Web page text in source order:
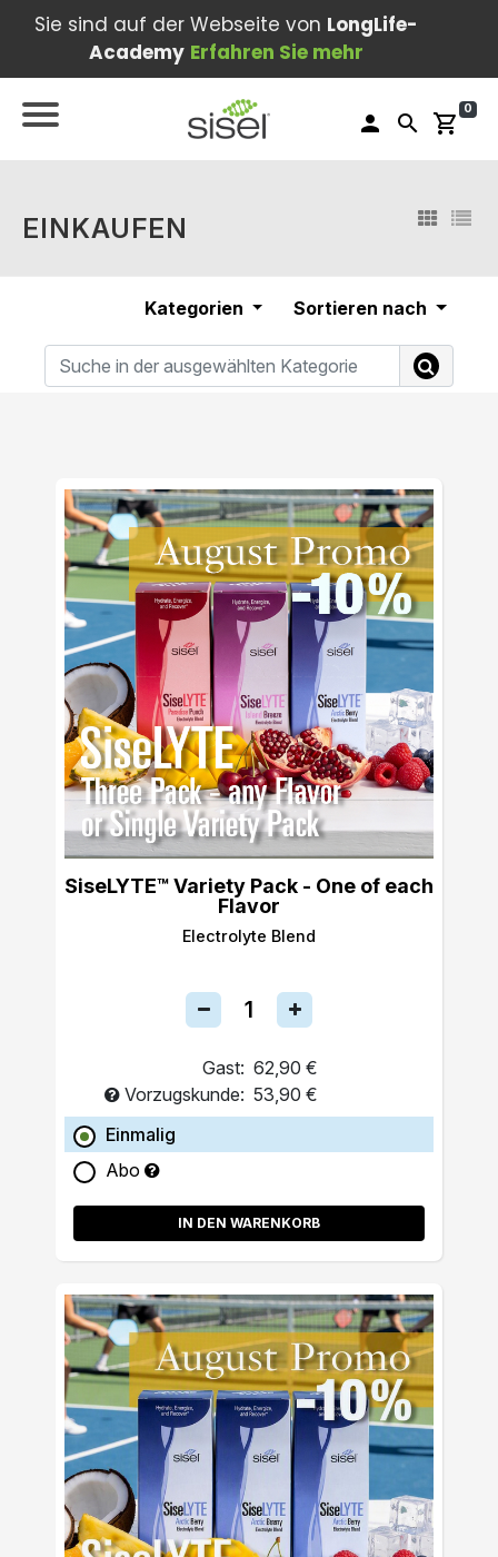
Sie sind auf der Webseite von LongLife-
Academy Erfahren Sie mehr
person search shopping_cart
0
EINKAUFEN
Kategorien Sortieren nach
SiseLYTE™ Variety Pack - One of each
Flavor
Electrolyte Blend
Gast: 62,90 €
Vorzugskunde: 53,90 €
Einmalig
Abo
IN DEN WARENKORB